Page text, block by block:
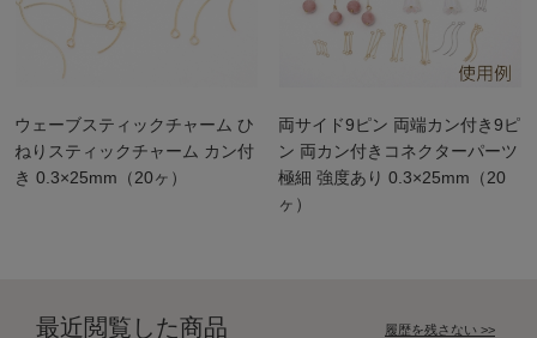
ウェーブスティックチャーム ひ
ねりスティックチャーム カン付
き 0.3×25mm（20ヶ）
両サイド9ピン 両端カン付き9ピ
ン 両カン付きコネクターパーツ
極細 強度あり 0.3×25mm（20
ヶ）
最近閲覧した商品 履歴を残さない >>